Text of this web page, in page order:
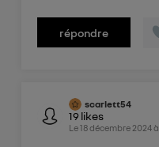
répondre
scarlett54
19 likes
Le18 décembre 2024à